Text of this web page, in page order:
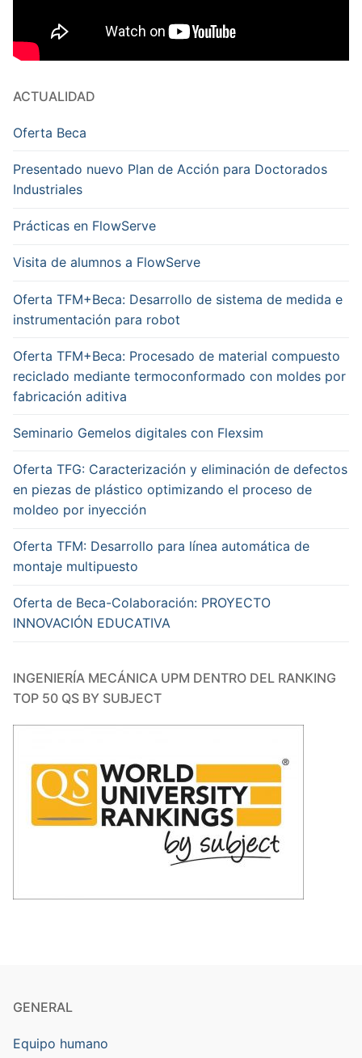
ACTUALIDAD
Oferta Beca
Presentado nuevo Plan de Acción para Doctorados
Industriales
Prácticas en FlowServe
Visita de alumnos a FlowServe
Oferta TFM+Beca: Desarrollo de sistema de medida e
instrumentación para robot
Oferta TFM+Beca: Procesado de material compuesto
reciclado mediante termoconformado con moldes por
fabricación aditiva
Seminario Gemelos digitales con Flexsim
Oferta TFG: Caracterización y eliminación de defectos
en piezas de plástico optimizando el proceso de
moldeo por inyección
Oferta TFM: Desarrollo para línea automática de
montaje multipuesto
Oferta de Beca-Colaboración: PROYECTO
INNOVACIÓN EDUCATIVA
INGENIERÍA MECÁNICA UPM DENTRO DEL RANKING
TOP 50 QS BY SUBJECT
GENERAL
Equipo humano